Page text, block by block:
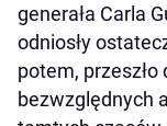
generała Carla
odniosły
potem,
bezwzględnych